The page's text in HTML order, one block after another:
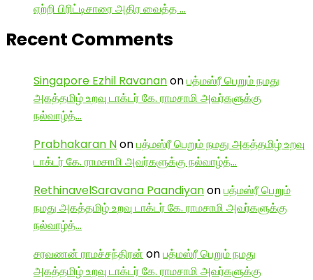
ஏற்றி பிரிட்டிசாரை அதிர வைத்த …
Recent Comments
Singapore Ezhil Ravananonபத்மஸ்ரீ பெறும் நமது
அகத்தமிழ் உறவு டாக்டர் கே. ராமசாமி அவர்களுக்கு
நல்வாழ்த்…
Prabhakaran Nonபத்மஸ்ரீ பெறும் நமது அகத்தமிழ் உறவு
டாக்டர் கே. ராமசாமி அவர்களுக்கு நல்வாழ்த்…
RethinavelSaravana Paandiyanonபத்மஸ்ரீ பெறும்
நமது அகத்தமிழ் உறவு டாக்டர் கே. ராமசாமி அவர்களுக்கு
நல்வாழ்த்…
சரவணன் ராமச்சந்திரன் onபத்மஸ்ரீ பெறும் நமது
அகத்தமிழ் உறவு டாக்டர் கே. ராமசாமி அவர்களுக்கு